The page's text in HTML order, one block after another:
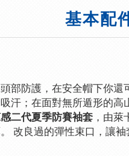
基本配
部防護，在安全帽下你還
汗；在面對無所遁形的高
二代夏季防賽袖套 ，由萊
改良過的彈性束口，讓袖